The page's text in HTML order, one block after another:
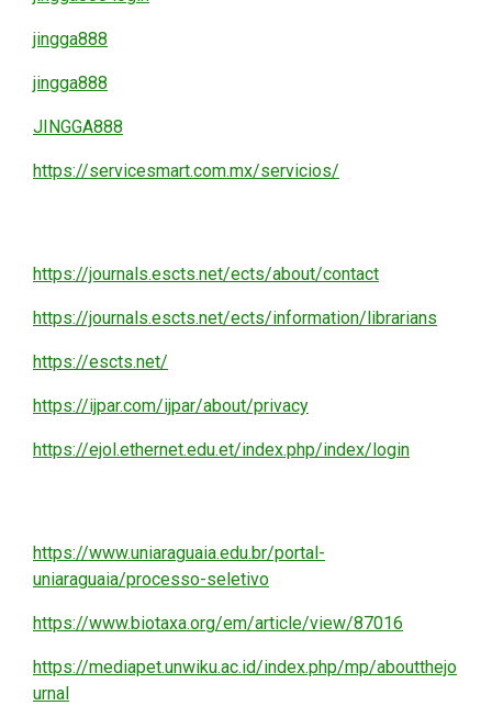
jingga888
jingga888
JINGGA888
https://servicesmart.com.mx/servicios/
https://journals.escts.net/ects/about/contact
https://journals.escts.net/ects/information/librarians
https://escts.net/
https://ijpar.com/ijpar/about/privacy
https://ejol.ethernet.edu.et/index.php/index/login
https://www.uniaraguaia.edu.br/portal-
uniaraguaia/processo-seletivo
https://www.biotaxa.org/em/article/view/87016
https://mediapet.unwiku.ac.id/index.php/mp/aboutthejo
urnal